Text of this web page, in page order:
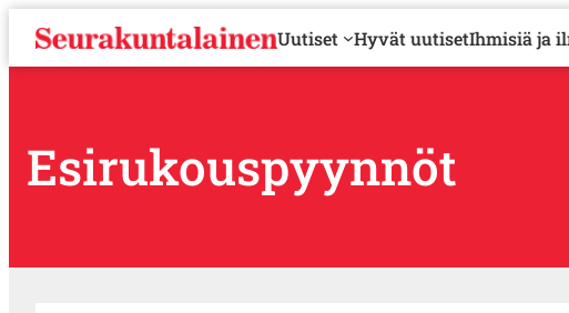
i
l
Uutiset Hyvät uutisetIhmisiä ja
Esirukouspyynnöt